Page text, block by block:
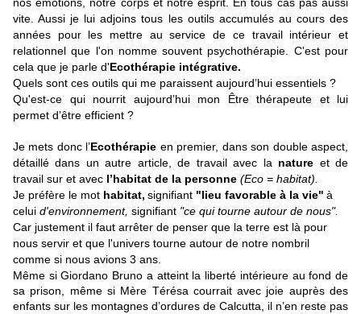
vite. Aussi je lui adjoins tous les outils accumulés au cours des
années pour les mettre au service de ce travail intérieur et
relationnel que l'on nomme souvent psychothérapie. C'est pour
cela que je parle d'Ecothérapie intégrative.
Quels sont ces outils qui me paraissent aujourd’hui essentiels ?
Qu'est-ce qui nourrit aujourd’hui mon Être thérapeute et lui
permet d’être efficient ?
Je mets donc l’Ecothérapie en premier, dans son double aspect,
détaillé dans un autre article, de travail avec la nature et de
travail sur et avec l’habitat de la personne (Eco = habitat).
Je préfère le mot habitat, signifiant "lieu favorable à la vie" à
celui d'environnement, signifiant "ce qui tourne autour de nous".
Car justement il faut arrêter de penser que la terre est là pour
nous servir et que l'univers tourne autour de notre nombril
comme si nous avions 3 ans.
Même si Giordano Bruno a atteint la liberté intérieure au fond de
sa prison, même si Mère Térésa courrait avec joie auprès des
enfants sur les montagnes d’ordures de Calcutta, il n’en reste pas